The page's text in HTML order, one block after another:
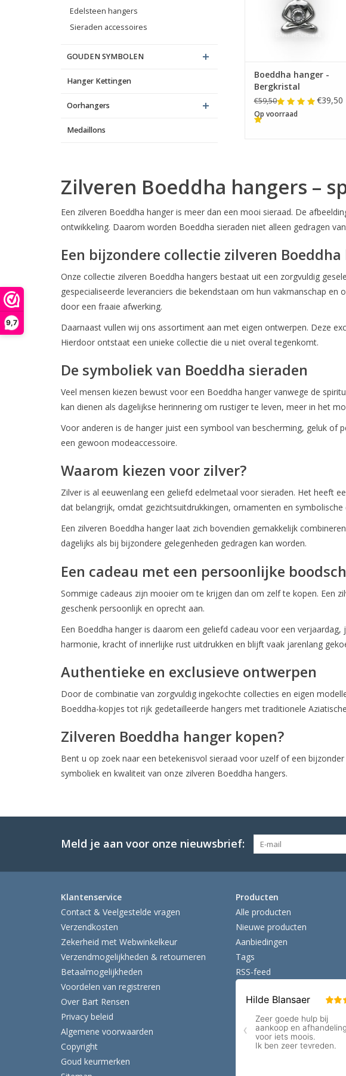
9,7
Edelsteen hangers
Sieraden accessoires
GOUDEN SYMBOLEN
Hanger Kettingen
Oorhangers
Medaillons
Boeddha hanger -
Bergkristal
€59,50 €39,50
Op voorraad
Zilveren Boeddha hangers –
Een zilveren Boeddha hanger is meer dan een mooi sieraad. De
ontwikkeling. Daarom worden Boeddha sieraden niet alleen gedragen
Een bijzondere collectie zilveren Boeddha
Onze collectie zilveren Boeddha hangers bestaat uit een zorgvuldig
gespecialiseerde leveranciers die bekendstaan om hun vakmanschap
door een fraaie afwerking.
Daarnaast vullen wij ons assortiment aan met eigen ontwerpen. Deze
Hierdoor ontstaat een unieke collectie die u niet overal tegenkomt.
De symboliek van Boeddha sieraden
Veel mensen kiezen bewust voor een Boeddha hanger vanwege de
kan dienen als dagelijkse herinnering om rustiger te leven, meer in het
Voor anderen is de hanger juist een symbool van bescherming, geluk of
een gewoon modeaccessoire.
Waarom kiezen voor zilver?
Zilver is al eeuwenlang een geliefd edelmetaal voor sieraden. Het heeft
dat belangrijk, omdat gezichtsuitdrukkingen, ornamenten en
Een zilveren Boeddha hanger laat zich bovendien gemakkelijk
dagelijks als bij bijzondere gelegenheden gedragen kan worden.
Een cadeau met een persoonlijke
Sommige cadeaus zijn mooier om te krijgen dan om zelf te kopen. Een
geschenk persoonlijk en oprecht aan.
Een Boeddha hanger is daarom een geliefd cadeau voor een
harmonie, kracht of innerlijke rust uitdrukken en blijft vaak jarenlang
Authentieke en exclusieve ontwerpen
Door de combinatie van zorgvuldig ingekochte collecties en eigen
Boeddha-kopjes tot rijk gedetailleerde hangers met traditionele
Zilveren Boeddha hanger kopen?
Bent u op zoek naar een betekenisvol sieraad voor uzelf of een
symboliek en kwaliteit van onze zilveren Boeddha hangers.
Meld je aan voor onze nieuwsbrief:
Klantenservice
Contact & Veelgestelde vragen
Verzendkosten
Zekerheid met Webwinkelkeur
Verzendmogelijkheden & retourneren
Betaalmogelijkheden
Voordelen van registreren
Over Bart Rensen
Privacy beleid
Algemene voorwaarden
Copyright
Goud keurmerken
Producten
Alle producten
Nieuwe producten
Aanbiedingen
Tags
RSS-feed
De